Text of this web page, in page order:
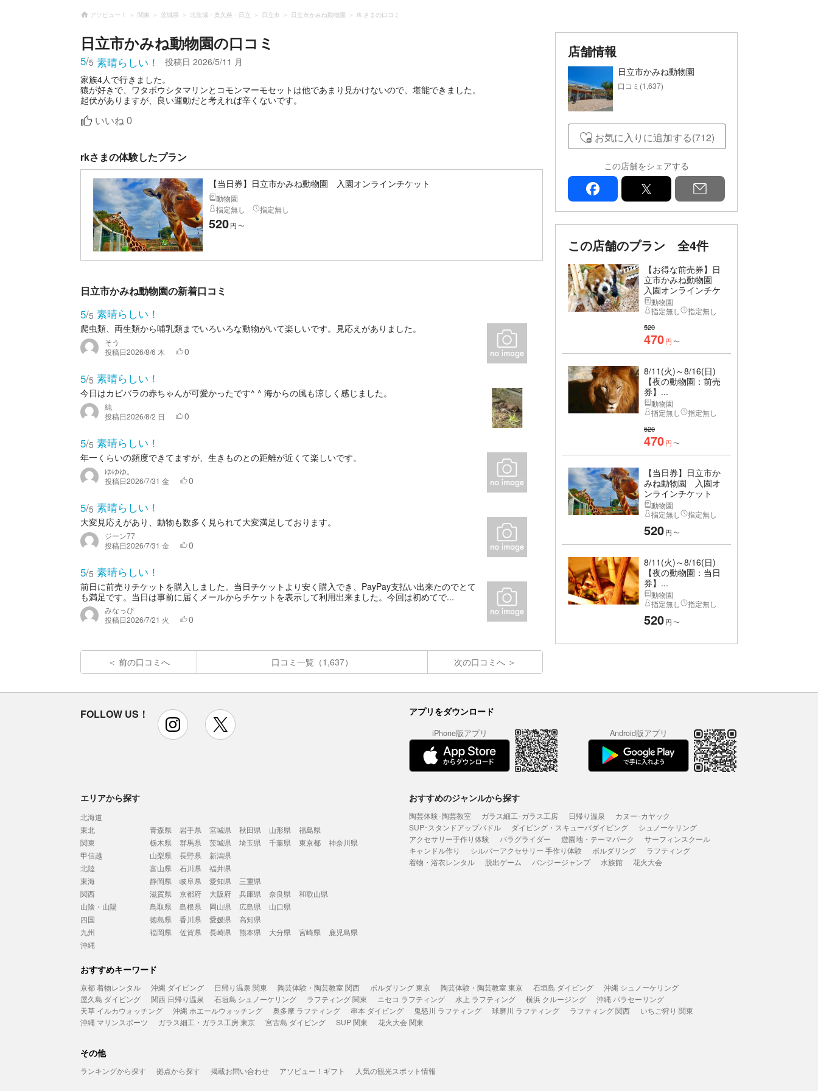
アソビュー！ 関東 茨城県 北茨城・奥久慈・日立 日立市 日立市かみね動物園 rk さまの口コミ
日立市かみね動物園の口コミ
5/5 素晴らしい！ 投稿日 2026/5/11 月
家族4人で行きました。
猿が好きで、ワタボウシタマリンとコモンマーモセットは他であまり見かけないので、堪能できました。
起伏がありますが、良い運動だと考えれば辛くないです。
いいね 0
rkさまの体験したプラン
【当日券】日立市かみね動物園 入園オンラインチケット
動物園
指定無し
指定無し
520円 〜
日立市かみね動物園の新着口コミ
5/5 素晴らしい！
爬虫類、両生類から哺乳類までいろいろな動物がいて楽しいです。見応えがありました。
そう
投稿日2026/8/6 木 0
5/5 素晴らしい！
今日はカピバラの赤ちゃんが可愛かったです^ ^ 海からの風も涼しく感じました。
純
投稿日2026/8/2 日 0
5/5 素晴らしい！
年一くらいの頻度できてますが、生きものとの距離が近くて楽しいです。
ゆゆゆ。
投稿日2026/7/31 金 0
5/5 素晴らしい！
大変見応えがあり、動物も数多く見られて大変満足しております。
ジーン77
投稿日2026/7/31 金 0
5/5 素晴らしい！
前日に前売りチケットを購入しました。当日チケットより安く購入でき、PayPay支払い出来たのでとて
も満足です。当日は事前に届くメールからチケットを表示して利用出来ました。今回は初めてで...
みなっぴ
投稿日2026/7/21 火 0
前の口コミへ 口コミ一覧（1,637） 次の口コミへ
店舗情報
日立市かみね動物園
口コミ(1,637)
お気に入りに追加する(712)
この店舗をシェアする
facebook
この店舗のプラン 全4件
【お得な前売券】日
立市かみね動物園
入園オンラインチケ
ット
動物園
指定無し
指定無し
520
470円 〜
8/11(火)～8/16(日)
【夜の動物園：前売
券】...
動物園
指定無し
指定無し
520
470円 〜
【当日券】日立市か
みね動物園 入園オ
ンラインチケット
動物園
指定無し
指定無し
520円 〜
8/11(火)～8/16(日)
【夜の動物園：当日
券】...
動物園
指定無し
指定無し
520円 〜
FOLLOW US！ instagram アプリをダウンロード
iPhone版アプリ Android版アプリ
エリアから探す
北海道
東北
青森県 岩手県 宮城県 秋田県 山形県
福島県
関東
栃木県 群馬県 茨城県 埼玉県 千葉県 東京都
神奈川県
甲信越
山梨県 長野県
新潟県
北陸
富山県 石川県
福井県
東海
静岡県 岐阜県 愛知県
三重県
関西
滋賀県 京都府 大阪府 兵庫県 奈良県
和歌山県
山陰・山陽
鳥取県 島根県 岡山県 広島県
山口県
四国
徳島県 香川県 愛媛県
高知県
九州
福岡県 佐賀県 長崎県 熊本県 大分県 宮崎県
鹿児島県
沖縄
おすすめのジャンルから探す
陶芸体験･陶芸教室 ガラス細工･ガラス工房 日帰り温泉
カヌー･カヤック
SUP･スタンドアップパドル
ダイビング・スキューバダイビング
シュノーケリング
アクセサリー手作り体験
パラグライダー 遊園地・テーマパーク
サーフィンスクール
キャンドル作り
シルバーアクセサリー 手作り体験 ボルダリング
ラフティング
着物・浴衣レンタル
脱出ゲーム バンジージャンプ 水族館 花火大会
おすすめキーワード
京都 着物レンタル 沖縄 ダイビング 日帰り温泉 関東 陶芸体験・陶芸教室 関西 ボルダリング 東京 陶芸体験・陶芸教室 東京 石垣島 ダイビング
沖縄 シュノーケリング
屋久島 ダイビング
関西 日帰り温泉 石垣島 シュノーケリング ラフティング 関東 ニセコ ラフティング 水上 ラフティング 横浜 クルージング
沖縄 パラセーリング
天草 イルカウォッチング
沖縄 ホエールウォッチング 奥多摩 ラフティング 串本 ダイビング 鬼怒川 ラフティング 球磨川 ラフティング ラフティング 関西
いちご狩り 関東
沖縄 マリンスポーツ
ガラス細工・ガラス工房 東京 宮古島 ダイビング SUP 関東 花火大会 関東
その他
ランキングから探す 拠点から探す 掲載お問い合わせ アソビュー！ギフト 人気の観光スポット情報